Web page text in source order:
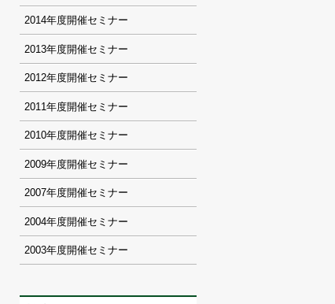
2014
2013
2012
2011
2010
2009
2007
2004
2003